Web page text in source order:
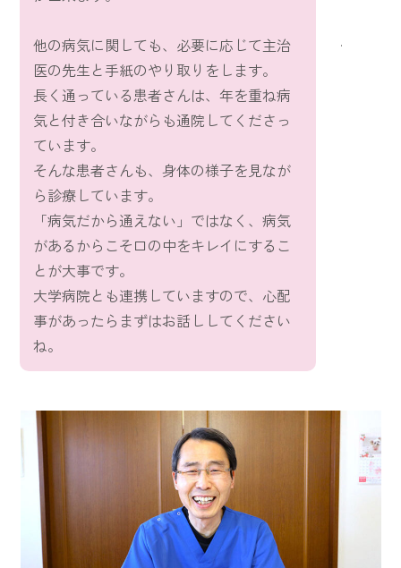
他の病気に関しても、必要に応じて主治
医の先生と手紙のやり取りをします。
長く通っている患者さんは、年を重ね病
気と付き合いながらも通院してくださっ
ています。
そんな患者さんも、身体の様子を見なが
ら診療しています。
「病気だから通えない」ではなく、病気
があるからこそ口の中をキレイにするこ
とが大事です。
大学病院とも連携していますので、心配
事があったらまずはお話ししてください
ね。